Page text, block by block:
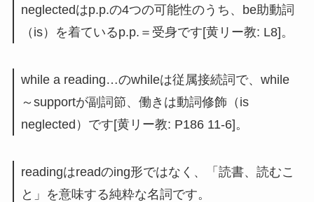
neglectedはp.p.の4つの可能性のうち、be助動詞
（is）を着ているp.p.＝受身です[黄リー教: L8]。
while a reading…のwhileは従属接続詞で、while
～supportが副詞節、働きは動詞修飾（is
neglected）です[黄リー教: P186 11-6]。
readingはreadのing形ではなく、「読書、読むこ
と」を意味する純粋な名詞です。